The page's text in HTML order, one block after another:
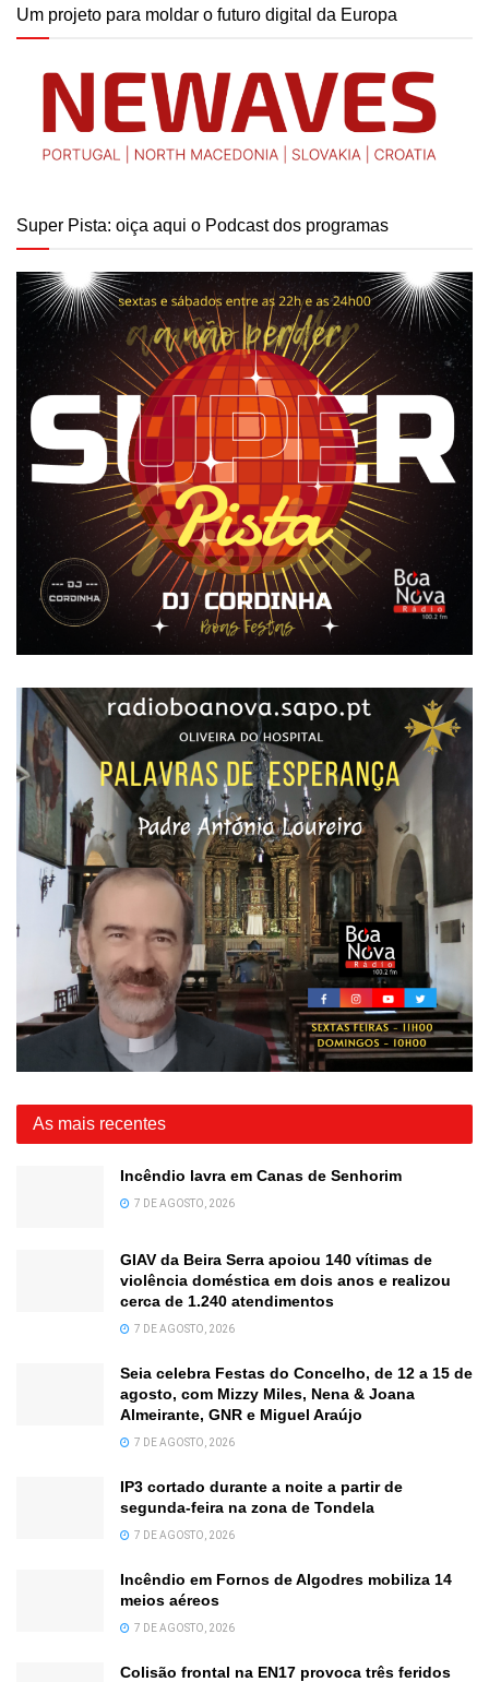
Um projeto para moldar o futuro digital da Europa
Super Pista: oiça aqui o Podcast dos programas
As mais recentes
Incêndio lavra em Canas de Senhorim
7 DE AGOSTO, 2026
GIAV da Beira Serra apoiou 140 vítimas de
violência doméstica em dois anos e realizou
cerca de 1.240 atendimentos
7 DE AGOSTO, 2026
Seia celebra Festas do Concelho, de 12 a 15 de
agosto, com Mizzy Miles, Nena & Joana
Almeirante, GNR e Miguel Araújo
7 DE AGOSTO, 2026
IP3 cortado durante a noite a partir de
segunda-feira na zona de Tondela
7 DE AGOSTO, 2026
Incêndio em Fornos de Algodres mobiliza 14
meios aéreos
7 DE AGOSTO, 2026
Colisão frontal na EN17 provoca três feridos